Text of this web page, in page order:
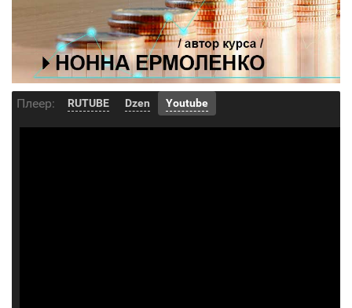
Плеер: RUTUBE Dzen Youtube